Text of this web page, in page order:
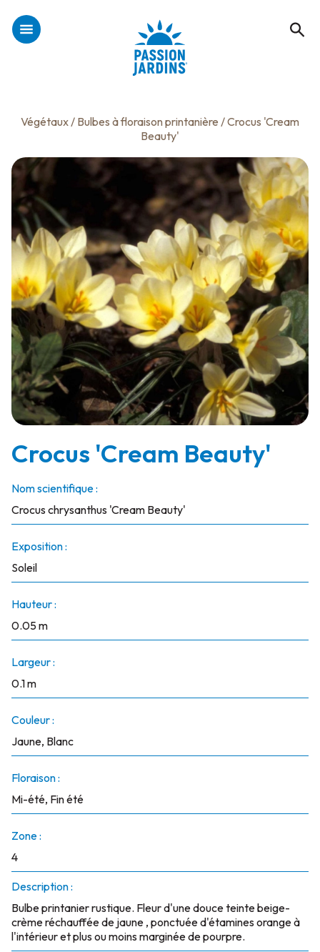
Végétaux/ Bulbes à floraison printanière / Crocus 'Cream
Beauty'
Crocus 'Cream Beauty'
Nom scientifique :
Crocus chrysanthus 'Cream Beauty'
Exposition :
Soleil
Hauteur :
0.05 m
Largeur :
0.1 m
Couleur :
Jaune, Blanc
Floraison :
Mi-été, Fin été
Zone :
4
Description :
Bulbe printanier rustique. Fleur d'une douce teinte beige-
crème réchauffée de jaune , ponctuée d'étamines orange à
l'intérieur et plus ou moins marginée de pourpre.